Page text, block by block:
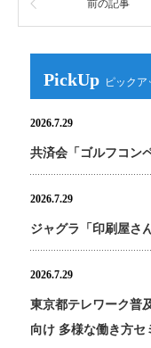
前の記事
PickUp
2026.7.29
共済会「ゴルフコン
2026.7.29
ジャグラ「印刷屋さ
2026.7.29
東京都テレワーク普
向け 多様な働き方セ